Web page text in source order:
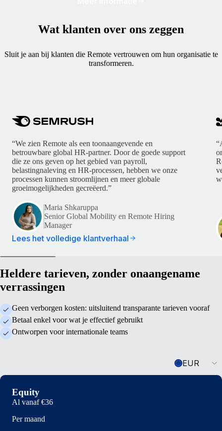
Wat klanten over ons zeggen
Sluit je aan bij klanten die Remote vertrouwen om hun organisatie te
transformeren.
“We zien Remote als een toonaangevende en
betrouwbare global HR-partner. Door de goede support
die ze ons geven op het gebied van payroll,
belastingnaleving en HR-processen, hebben we onze
processen kunnen stroomlijnen en meer globale
groeimogelijkheden gecreëerd.”
Maria Shkaruppa
Senior Global Mobility en Remote Hiring
Manager
Lees het volledige klantverhaal
Heldere tarieven, zonder onaangename
verrassingen
Geen verborgen kosten: uitsluitend transparante tarieven vooraf
Betaal enkel voor wat je effectief gebruikt
Ontworpen voor internationale teams
EUR
Equity
Al vanaf€36
Per maand